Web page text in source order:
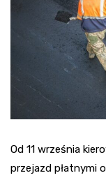
Od 11 września
przejazd płatnymi